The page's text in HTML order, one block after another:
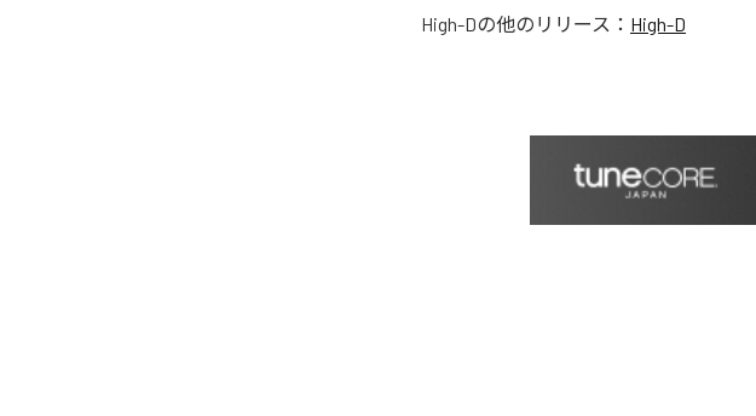
High-Dの他のリリース： High-D